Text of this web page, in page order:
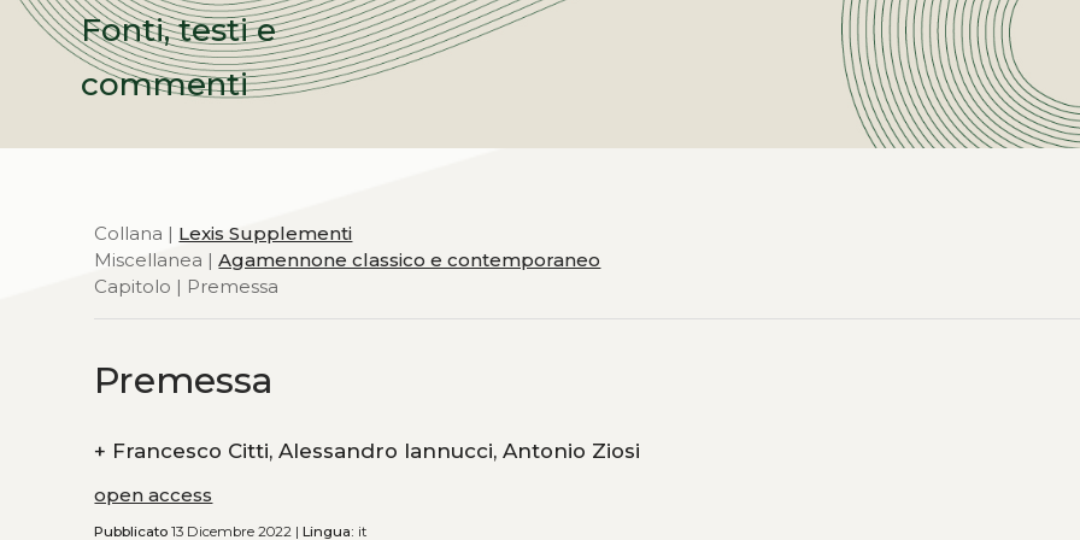
Fonti, testi e
commenti
Collana | Lexis Supplementi
Miscellanea |Agamennone classico e contemporaneo
Capitolo | Premessa
Premessa
+ Francesco Citti, Alessandro Iannucci, Antonio Ziosi
open access
Pubblicato 13 Dicembre 2022 |Lingua: it